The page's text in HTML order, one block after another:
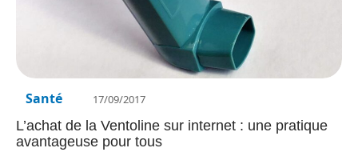
Santé 17/09/2017
L’achat de la Ventoline sur internet : une pratique
avantageuse pour tous